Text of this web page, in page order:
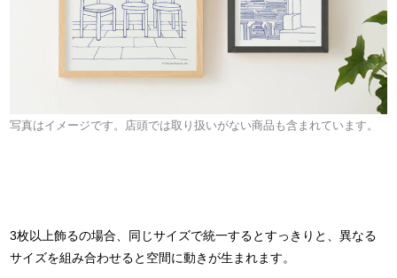
写真はイメージです。店頭では取り扱いがない商品も含まれています。
3枚以上飾るの場合、同じサイズで統一するとすっきりと、異なる
サイズを組み合わせると空間に動きが生まれます。